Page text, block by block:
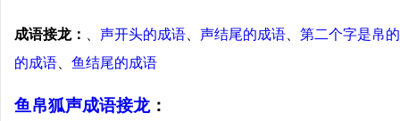
成语接龙： 声开头的成语 声结尾的成语
第二个字是帛
的成语
鱼结尾的成语
鱼帛狐声成语接龙：